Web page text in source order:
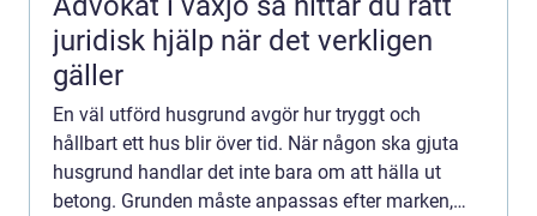
juridisk hjälp när det verkligen
gäller
En väl utförd husgrund avgör hur tryggt och
hållbart ett hus blir över tid. När någon ska gjuta
husgrund handlar det inte bara om att hälla ut
betong. Grunden måste anpassas efter marken,